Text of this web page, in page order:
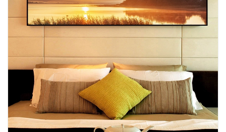
Mua File Tranh Tranh Thực Tế
Thế giới Decor Giới thiệu